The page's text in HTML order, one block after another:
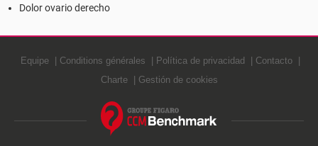
Dolor ovario derecho
Equipe Conditions générales Política de privacidad
Contacto
Charte
Gestión de cookies